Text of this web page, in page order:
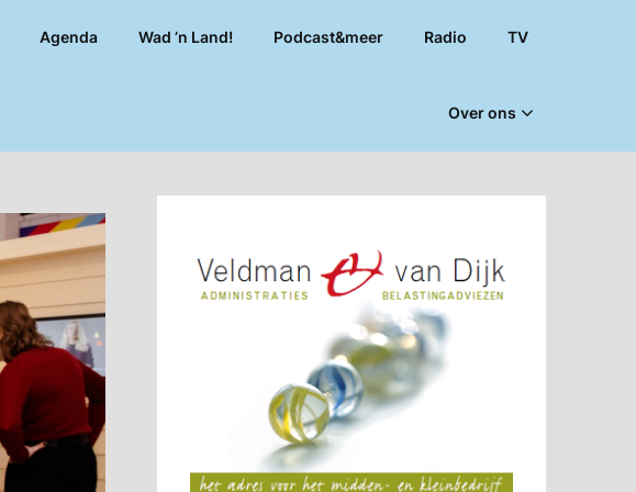
Agenda Wad ’n Land! Podcast&meer Radio TV
Over ons